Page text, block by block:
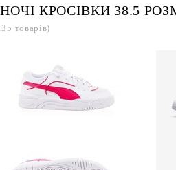
КРОСІВКИ 38.5
товарів)